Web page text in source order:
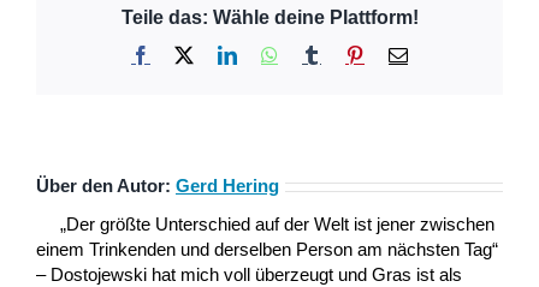
Teile das: Wähle deine Plattform!
Facebook LinkedInWhatsApp
Tumblr Pinterest
E-
Über den Autor: Gerd Hering
„Der größte Unterschied auf der Welt ist jener zwischen
einem Trinkenden und derselben Person am nächsten Tag“
– Dostojewski hat mich voll überzeugt und Gras ist als